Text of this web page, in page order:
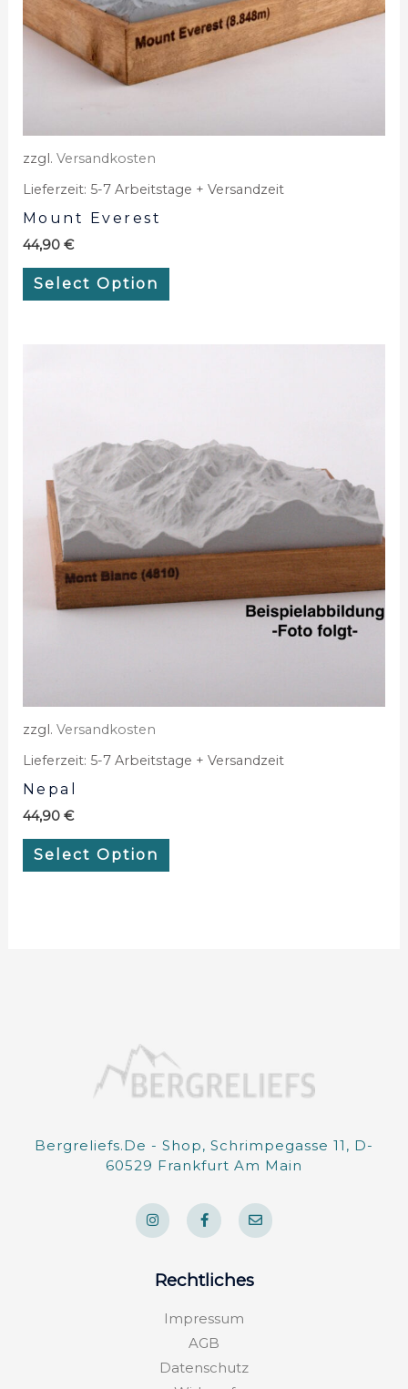
zzgl. Versandkosten
Lieferzeit: 5-7 Arbeitstage + Versandzeit
Mount Everest
44,90 €
Select Option
zzgl. Versandkosten
Lieferzeit: 5-7 Arbeitstage + Versandzeit
Nepal
44,90 €
Select Option
Bergreliefs.de - Shop, Schrimpegasse 11, D-
60529 Frankfurt Am Main
I
n
s
t
r
F
a
c
e
o
o
f
E
n
v
e
Rechtliches
Impressum
AGB
Datenschutz